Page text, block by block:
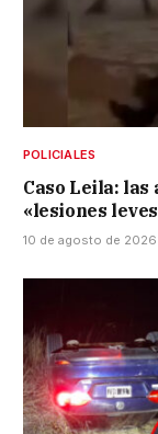
POLICIALES
Caso Leila:
«lesiones
10 de agosto de 2026